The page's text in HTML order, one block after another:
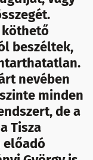
köthető
beszéltek,
nevében
minden
de a
Tisza
előadó